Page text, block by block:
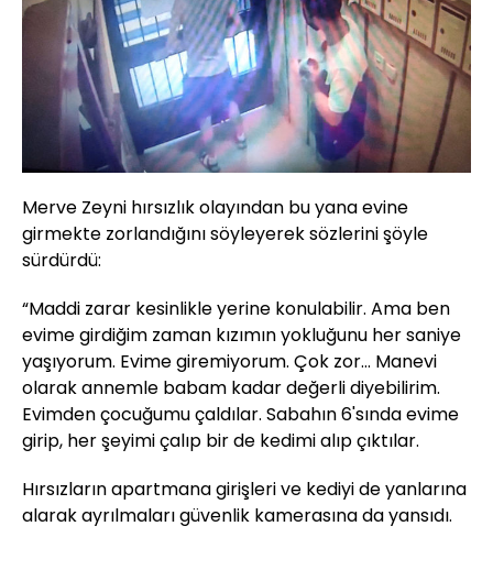
Merve Zeyni hırsızlık olayından bu yana evine
girmekte zorlandığını söyleyerek sözlerini şöyle
sürdürdü:
“Maddi zarar kesinlikle yerine konulabilir. Ama ben
evime girdiğim zaman kızımın yokluğunu her saniye
yaşıyorum. Evime giremiyorum. Çok zor… Manevi
olarak annemle babam kadar değerli diyebilirim.
Evimden çocuğumu çaldılar. Sabahın 6'sında evime
girip, her şeyimi çalıp bir de kedimi alıp çıktılar.
Hırsızların apartmana girişleri ve kediyi de yanlarına
alarak ayrılmaları güvenlik kamerasına da yansıdı.